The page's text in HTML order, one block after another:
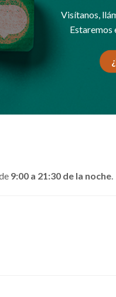
Visítanos,
Estaremos
9:00 a 21:30 de la noche.